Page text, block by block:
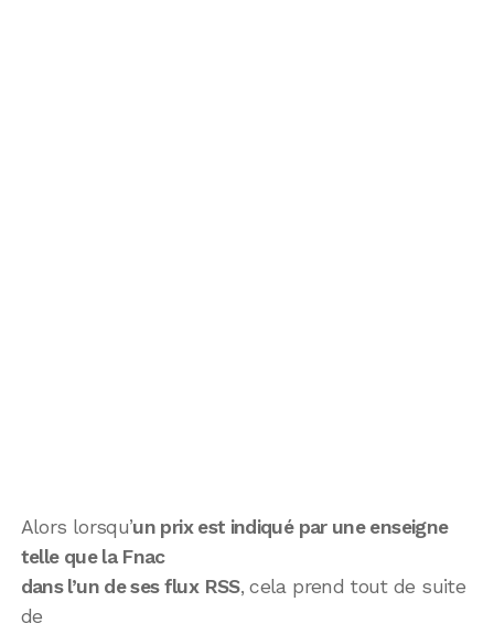
Alors lorsqu’un prix est indiqué par une enseigne
telle que la Fnac
dans l’un de ses flux RSS, cela prend tout de suite
de